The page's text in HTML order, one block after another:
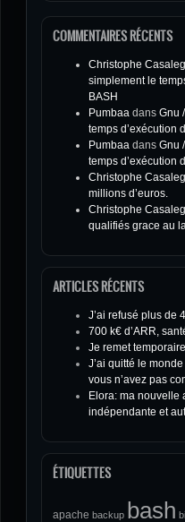
COMMENTAIRES RÉCENTS
Christophe
simplement le
BASH
Pumbaa dans Gnu
temps d’exécution
Pumbaa dans Gnu
temps d’exécution
Christophe
millions d’euros.
Christophe
qualifiés grace au
ARTICLES RÉCENTS
J’ai refusé plus de
700 k€ d’ARR,
Je remet
J’ai quitté le
vous n’avez pas
Elora: ma nouvelle
indépendante et
ÉTIQUETTES
apache backup bash